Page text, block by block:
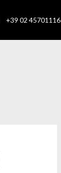
+39 02 45701116